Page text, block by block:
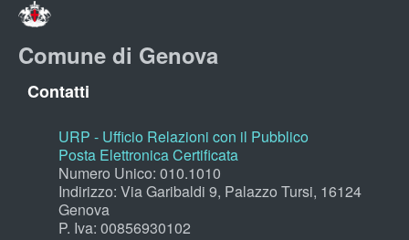
Comune di Genova
Contatti
URP - Ufficio Relazioni con il Pubblico
Posta Elettronica Certificata
Numero Unico: 010.1010
Indirizzo: Via Garibaldi 9, Palazzo Tursi, 16124
Genova
P. Iva: 00856930102